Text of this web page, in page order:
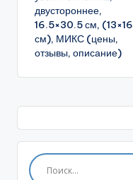
двустороннее,
16.5×30.5 см, (13×16
см), МИКС (цены,
отзывы, описание)